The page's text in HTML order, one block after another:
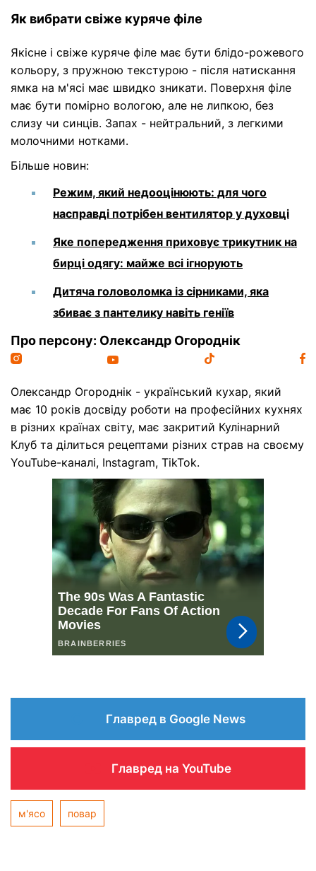
Як вибрати свіже куряче філе
Якісне і свіже куряче філе має бути блідо-рожевого
кольору, з пружною текстурою - після натискання
ямка на м'ясі має швидко зникати. Поверхня філе
має бути помірно вологою, але не липкою, без
слизу чи синців. Запах - нейтральний, з легкими
молочними нотками.
Більше новин:
Режим, який недооцінюють: для чого
насправді потрібен вентилятор у духовці
Яке попередження приховує трикутник на
бирці одягу: майже всі ігнорують
Дитяча головоломка із сірниками, яка
збиває з пантелику навіть геніїв
Про персону: Олександр Огороднік
Олександр Огороднік - український кухар, який
має 10 років досвіду роботи на професійних кухнях
в різних країнах світу, має закритий Кулінарний
Клуб та ділиться рецептами різних страв на своєму
YouTube-каналі, Instagram, TikTok.
Главред в Google News
Главред на YouTube
м'ясо повар